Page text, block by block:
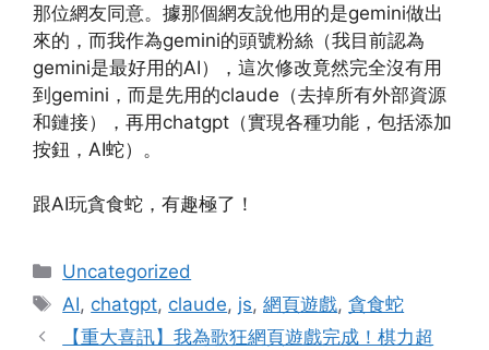
那位網友同意。據那個網友說他用的是gemini做出
來的，而我作為gemini的頭號粉絲（我目前認為
gemini是最好用的AI），這次修改竟然完全沒有用
到gemini，而是先用的claude（去掉所有外部資源
和鏈接），再用chatgpt（實現各種功能，包括添加
按鈕，AI蛇）。
跟AI玩貪食蛇，有趣極了！
Categories
Uncategorized
Tags
AI, chatgpt, claude, js,網頁遊戲,貪食蛇
【重大喜訊】我為歌狂網頁遊戲完成！棋力超